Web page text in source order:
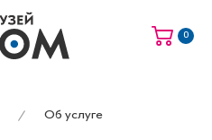
0
Об услуге